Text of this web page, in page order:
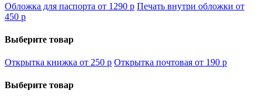
Обложка для паспорта от 1290 p Печать внутри обложки от
450 p
Выберите товар
Открытка книжка от 250 p Открытка почтовая от 190 p
Выберите товар